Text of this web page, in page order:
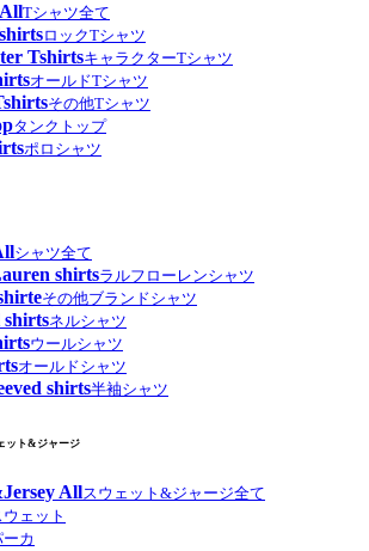
Tシャツ全て
ロックTシャツ
TshirtsキャラクターTシャツ
オールドTシャツ
その他Tシャツ
タンクトップ
ポロシャツ
シャツ全て
shirtsラルフローレンシャツ
その他ブランドシャツ
shirtsネルシャツ
ウールシャツ
オールドシャツ
shirts半袖シャツ
ット&ジャージ
Allスウェット&ジャージ全て
ウェット
ーカ